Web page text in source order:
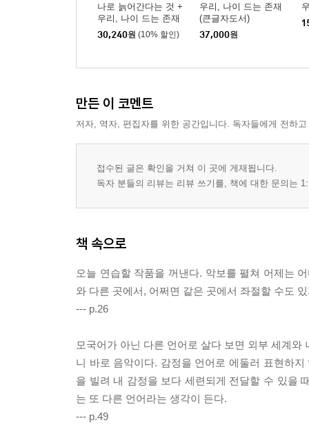
나로 늙어간다는 것 +
우리, 나이 드는 존재
세트
30,240원 (10% 할인)
우리, 나이 드는 존재
(큰글자도서)
37,000원
만든 이 코멘트
저자, 역자, 편집자를 위한 공간입니다. 독자들에게 전하
접수된 글은 확인을 거쳐 이 곳에 게재됩니다.
독자 분들의 리뷰는 리뷰 쓰기를, 책에 대한 문의는
책 속으로
오늘 연습할 작품을 꺼낸다. 악보를 펼쳐 어제는
와 다른 곳에서, 어쩌면 같은 곳에서 좌절할 수도
--- p.26
모국어가 아닌 다른 언어로 살다 보면 외부 세계
니 바로 음악이다. 감정을 언어로 에둘러 표현하
을 빌려 내 감정을 보다 세련되게 전달할 수 있을
는 또 다른 언어라는 생각이 든다.
--- p.49